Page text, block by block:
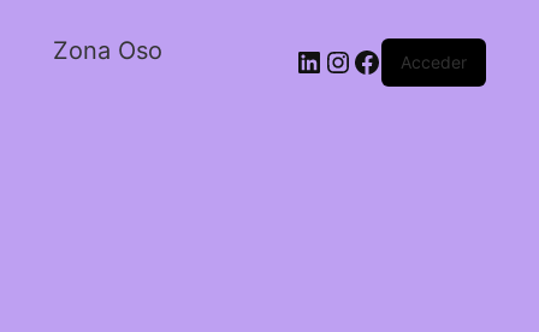
Zona Oso Acceder